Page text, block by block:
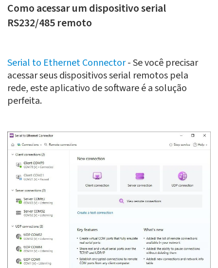
Como acessar um dispositivo serial
RS232/485 remoto
Serial to Ethernet Connector- Se você precisar
acessar seus dispositivos serial remotos pela
rede, este aplicativo de software é a solução
perfeita.